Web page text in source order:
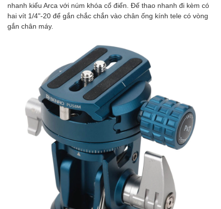
nhanh kiểu Arca với núm khóa cổ điển. Đế thao nhanh đi kèm có
hai vít 1/4"-20 để gắn chắc chắn vào chân ống kính tele có vòng
gắn chân máy.